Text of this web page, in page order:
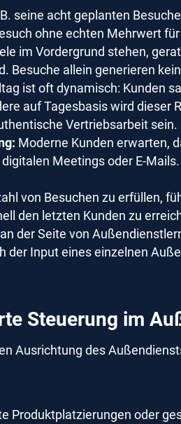
seine acht geplanten
ohne echten Mehrwert
im Vordergrund stehen,
Besuche allein generieren
ist oft dynamisch: Kunden
auf Tagesbasis wird
Vertriebsarbeit sein.
Moderne Kunden erwarten,
Meetings oder E-
von Besuchen zu erfüllen,
den letzten Kunden zu
der Seite von
der Input eines einzelnen
Steuerung im
Ausrichtung des
Produktplatzierungen oder